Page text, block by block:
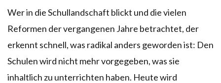
Wer in die Schullandschaft blickt und die vielen
Reformen der vergangenen Jahre betrachtet, der
erkennt schnell, was radikal anders geworden ist: Den
Schulen wird nicht mehr vorgegeben, was sie
inhaltlich zu unterrichten haben. Heute wird